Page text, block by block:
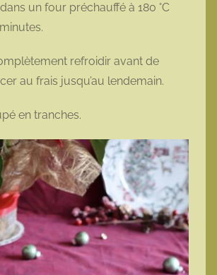
un four préchauffé à 180 °C
refroidir avant de
au frais jusqu’au lendemain.
en tranches.